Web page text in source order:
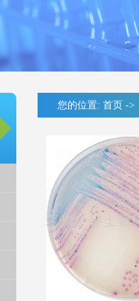
您的位置: 首页 ->